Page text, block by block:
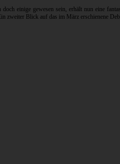
einige gewesen sein, erhält nun eine
zweiter Blick auf das im März erschienene